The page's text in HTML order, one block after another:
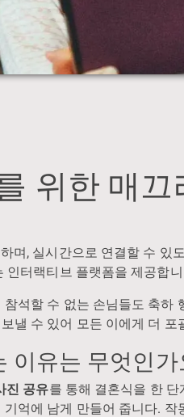
위한 매
며, 실시간으로 연결할 수 있
인터랙티브 플랫폼을 제공합
참석할 수 없는 손님들도 축하
낼 수 있어 모든 이에게 더
이유는 무엇인가
진 공유를 통해 결혼식을 한
억에 남게 만들어 줍니다. 작